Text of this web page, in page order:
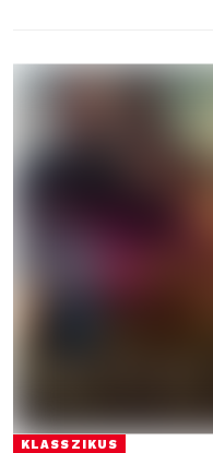
KLASSZIKUS